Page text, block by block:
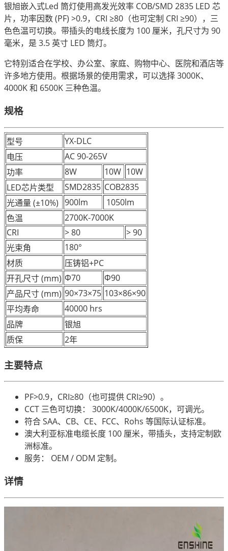
银旭嵌入式Led 筒灯使用高发光效率 COB/SMD 2835 LED 芯
片，功率因数 (PF) >0.9，CRI ≥80（也可定制 CRI ≥90），三
色色温可切换。带插头的电线长度为 100 厘米，孔尺寸为 90
毫米，是 3.5 英寸 LED 筒灯。
它特别适合在学校、办公室、家庭、购物中心、医院和酒店等
许多地方使用。根据场景的使用需求，可以选择 3000K、
4000K 和 6500K 三种色温。
规格
型号
YX-DLC
电压
AC 90-265V
功率
8W 10W 10W
LED芯片类型
SMD2835 COB2835
光通量 (±10%) 900lm
1050lm
色温
2700K-7000K
CRI
> 80
> 90
光束角
180°
材质
压铸铝+PC
开孔尺寸 (mm) Φ70
Φ90
产品尺寸 (mm) 90×73×75 103×86×90
平均寿命
40000 hrs
品牌
银旭
质保
2年
主要特点
PF>0.9，CRI≥80（也可提供 CRI≥90）。
CCT 三色可切换： 3000K/4000K/6500K，可调光。
符合 SAA、CB、CE、FCC、Rohs 等国际认证标准。
澳大利亚标准电缆长度 100 厘米，带插头，支持定制欧
洲标准。
服务： OEM / ODM 定制。
详情